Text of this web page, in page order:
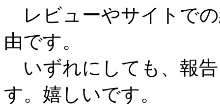
レビューやサイトで
由です。
いずれにしても、報
す。嬉しいです。